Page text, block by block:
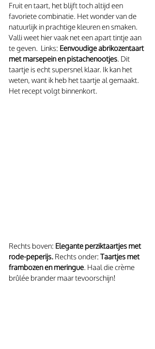
Fruit en taart, het blijft toch altijd een
favoriete combinatie. Het wonder van de
natuurlijk in prachtige kleuren en smaken.
Valli weet hier vaak net een apart tintje aan
te geven.  Links: Eenvoudige abrikozentaart
met marsepein en pistachenootjes. Dit
taartje is echt supersnel klaar. Ik kan het
weten, want ik heb het taartje al gemaakt.
Het recept volgt binnenkort.
Rechts boven: Elegante perziktaartjes met
rode-peperijs. Rechts onder: Taartjes met
frambozen en meringue. Haal die crème
brûlée brander maar tevoorschijn!